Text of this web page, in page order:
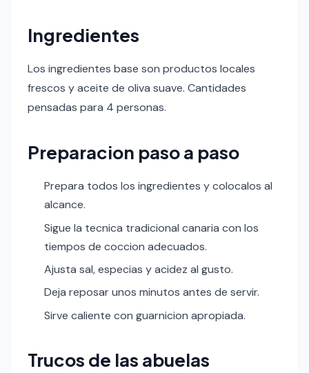
Ingredientes
Los ingredientes base son productos locales
frescos y aceite de oliva suave. Cantidades
pensadas para 4 personas.
Preparacion paso a paso
Prepara todos los ingredientes y colocalos al
alcance.
Sigue la tecnica tradicional canaria con los
tiempos de coccion adecuados.
Ajusta sal, especias y acidez al gusto.
Deja reposar unos minutos antes de servir.
Sirve caliente con guarnicion apropiada.
Trucos de las abuelas